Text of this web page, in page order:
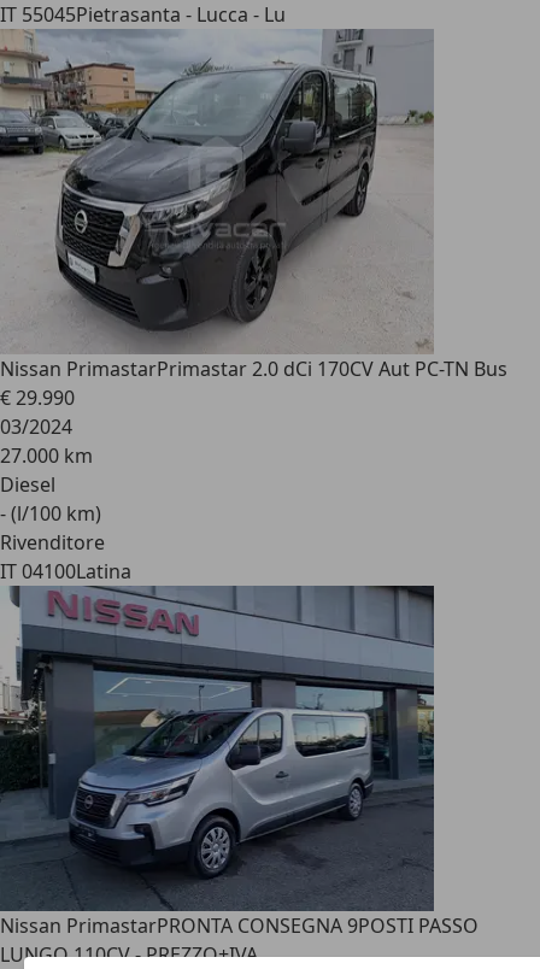
IT 55045Pietrasanta - Lucca - Lu
Nissan PrimastarPrimastar 2.0 dCi 170CV Aut PC-TN Bus
€ 29.990
03/2024
27.000 km
Diesel
- (l/100 km)
Rivenditore
IT 04100Latina
Nissan PrimastarPRONTA CONSEGNA 9POSTI PASSO
LUNGO 110CV - PREZZO+IVA